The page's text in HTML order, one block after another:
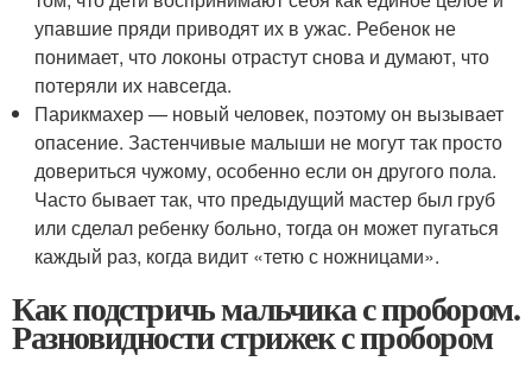
упавшие пряди приводят их в ужас. Ребенок не
понимает, что локоны отрастут снова и думают, что
потеряли их навсегда.
Парикмахер — новый человек, поэтому он вызывает
опасение. Застенчивые малыши не могут так просто
довериться чужому, особенно если он другого пола.
Часто бывает так, что предыдущий мастер был груб
или сделал ребенку больно, тогда он может пугаться
каждый раз, когда видит «тетю с ножницами».
Как подстричь мальчика с пробором.
Разновидности стрижек с пробором